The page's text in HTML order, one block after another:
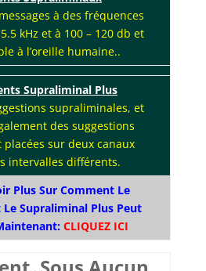
à des fréquences
kHz et à 100 – 120 db et
à l’oreille humaine..
Supraliminal Plus
supraliminales, et
des suggestions
sur deux canaux
intervalles différents.
Plus Sur Comment Le
Supraliminal Plus Peut
CLIQUEZ ICI